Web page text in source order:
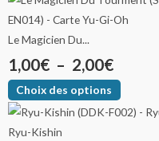
Le Magicien Du...
1,00€ – 2,00€
Choix des options
Ryu-Kishin